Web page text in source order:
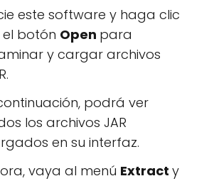
este software y haga clic
el botón Open para
y cargar archivos
podrá ver
los archivos JAR
en su interfaz.
vaya al menú Extract y